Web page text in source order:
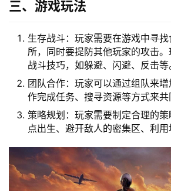
三、游戏玩法
生存战斗：玩家需要在游戏中寻
所，同时要提防其他玩家的攻击
战斗技巧，如躲避、闪避、反击等
团队合作：玩家可以通过组队来
作完成任务、搜寻资源等方式来共
策略规划：玩家需要制定合理的
点出生、避开敌人的密集区、利用